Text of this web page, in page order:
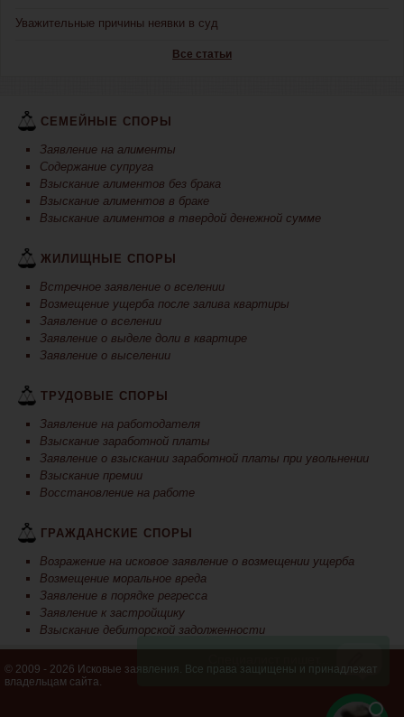
Уважительные причины неявки в суд
Все статьи
СЕМЕЙНЫЕ СПОРЫ
Заявление на алименты
Содержание супруга
Взыскание алиментов без брака
Взыскание алиментов в браке
Взыскание алиментов в твердой денежной сумме
ЖИЛИЩНЫЕ СПОРЫ
Встречное заявление о вселении
Возмещение ущерба после залива квартиры
Заявление о вселении
Заявление о выделе доли в квартире
Заявление о выселении
ТРУДОВЫЕ СПОРЫ
Заявление на работодателя
Взыскание заработной платы
Заявление о взыскании заработной платы при увольнении
Взыскание премии
Восстановление на работе
ГРАЖДАНСКИЕ СПОРЫ
Возражение на исковое заявление о возмещении ущерба
Возмещение моральное вреда
Заявление в порядке регресса
Заявление к застройщику
Взыскание дебиторской задолженности
© 2009 - 2026 Исковые заявления. Все права защищены и принадлежат
владельцам сайта.